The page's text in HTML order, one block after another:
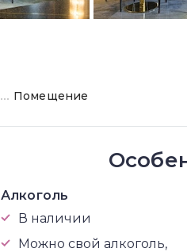
Помещение
Алкоголь
В наличии
Можно свой алкоголь,